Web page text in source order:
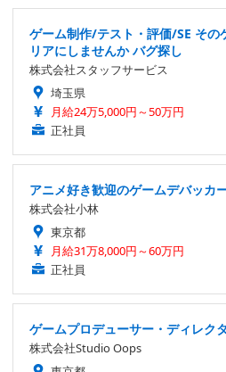
ゲーム制作/テスト・評価/SE その
リアにしませんか バグ探し
株式会社スタッフサービス
埼玉県
月給24万5,000円～50万円
正社員
アニメ好き歓迎のゲームデバッカ
株式会社小林
東京都
月給31万8,000円～60万円
正社員
ゲームプロデューサー・ディレク
株式会社Studio Oops